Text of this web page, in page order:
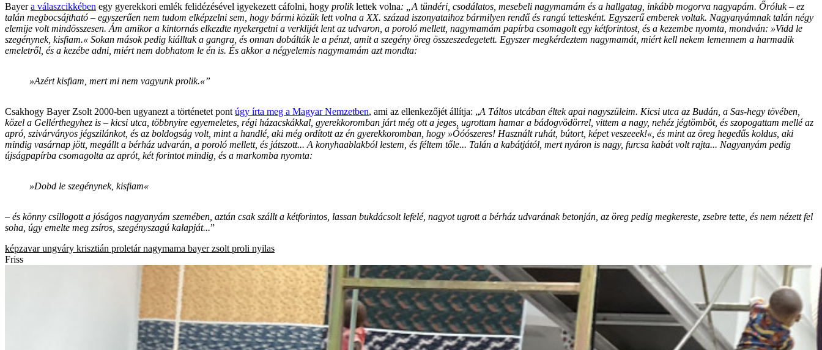
Bayera válaszcikkében egy gyerekkori emlék felidézésével igyekezett cáfolni, hogy proliklettek volna: „A tündéri, csodálatos, mesebeli nagymamám és a hallgatag, inkább mogorva nagyapám. Őróluk – ez
talán megbocsájtható – egyszerűen nem tudom elképzelni sem, hogy bármi közük lett volna a XX. század iszonyataihoz bármilyen rendű és rangú tettesként. Egyszerű emberek voltak. Nagyanyámnak talán négy
elemije volt mindösszesen. Ám amikor a kintornás elkezdte nyekergetni a verklijét lent az udvaron, a poroló mellett, nagymamám papírba csomagolt egy kétforintost, és a kezembe nyomta, mondván: »Vidd le
szegénynek, kisfiam.« Sokan mások pedig kiálltak a gangra, és onnan dobálták le a pénzt, amit a szegény öreg összeszedegetett. Egyszer megkérdeztem nagymamát, miért kell nekem lemennem a harmadik
emeletről, és a kezébe adni, miért nem dobhatom le én is. És akkor a négyelemis nagymamám azt mondta:
»Azért kisfiam, mert mi nem vagyunk prolik.«”
Csakhogy Bayer Zsolt 2000-ben ugyanezt a történetet pont úgy írta meg a Magyar Nemzetben, ami az ellenkezőjét állítja: „A Táltos utcában éltek apai nagyszüleim. Kicsi utca az Budán, a Sas-hegy tövében,
közel a Gellérthegyhez is – kicsi utca, többnyire egyemeletes, régi házacskákkal, gyerekkoromban járt még ott a jeges, ugrottam hamar a bádogvödörrel, vittem a nagy, nehéz jégtömböt, és szopogattam mellé az
apró, szivárványos jégszilánkot, és az boldogság volt, mint a handlé, aki még ordított az én gyerekkoromban, hogy »Óóószeres! Használt ruhát, bútort, képet veszeeek!«, és mint az öreg hegedűs koldus, aki
mindig vasárnap jött, megállt a bérház udvarán, a poroló mellett, és játszott... A konyhaablakból lestem, és féltem tőle... Talán a kabátjától, mert nyáron is nagy, furcsa kabát volt rajta... Nagyanyám pedig
újságpapírba csomagolta az aprót, két forintot mindig, és a markomba nyomta:
»Dobd le szegénynek, kisfiam«
– és könny csillogott a jóságos nagyanyám szemében, aztán csak szállt a kétforintos, lassan bukdácsolt lefelé, nagyot ugrott a bérház udvarának betonján, az öreg pedig megkereste, zsebre tette, és nem nézett fel
soha, úgy emelte meg zsíros, szegényszagú kalapját...”
képzavar ungváry krisztián proletár nagymama bayer zsolt proli nyilas
Friss